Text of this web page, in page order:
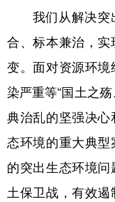
我们从解决突出
合、标本兼治，
变。面对资源环
染严重等“国土之
典治乱的坚强决心
态环境的重大典
的突出生态环境
土保卫战，有效